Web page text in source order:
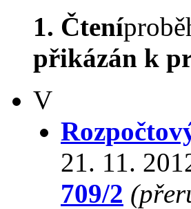
1. Čtení
přikázán k
V
21. 11.
709/2